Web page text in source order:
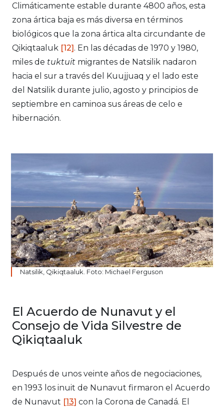
Climáticamente estable durante 4800 años, esta
zona ártica baja es más diversa en términos
biológicos que la zona ártica alta circundante de
Qikiqtaaluk [12]. En las décadas de 1970 y 1980,
miles de tuktuit migrantes de Natsilik nadaron
hacia el sur a través del Kuujjuaq y el lado este
del Natsilik durante julio, agosto y principios de
septiembre en caminoa sus áreas de celo e
hibernación.
Natsilik, Qikiqtaaluk. Foto: Michael Ferguson
El Acuerdo de Nunavut y el
Consejo de Vida Silvestre de
Qikiqtaaluk
Después de unos veinte años de negociaciones,
en 1993 los inuit de Nunavut firmaron el Acuerdo
de Nunavut [13] con la Corona de Canadá. El